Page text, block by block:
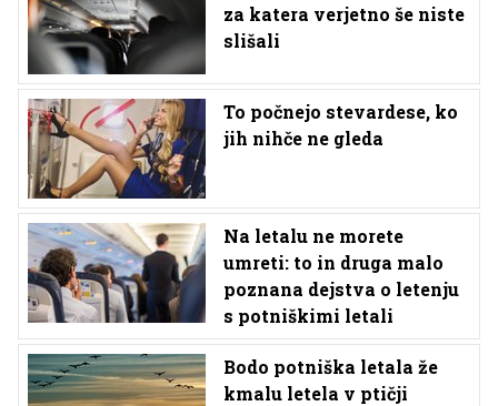
za katera verjetno še niste
slišali
To počnejo stevardese, ko
jih nihče ne gleda
Na letalu ne morete
umreti: to in druga malo
poznana dejstva o letenju
s potniškimi letali
Bodo potniška letala že
kmalu letela v ptičji